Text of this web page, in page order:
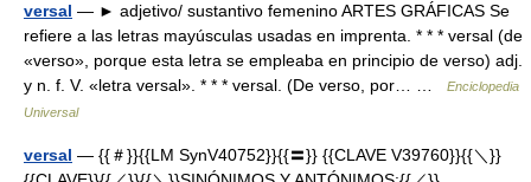
versal — ► adjetivo/ sustantivo femenino ARTES GRÁFICAS Se
refiere a las letras mayúsculas usadas en imprenta. * * * versal (de
«verso», porque esta letra se empleaba en principio de verso) adj.
y n. f. V. «letra versal». * * * versal. (De verso, por… …
Enciclopedia
Universal
versal — {{＃}}{{LM SynV40752}}{{〓}} {{CLAVE V39760}}{{＼}}